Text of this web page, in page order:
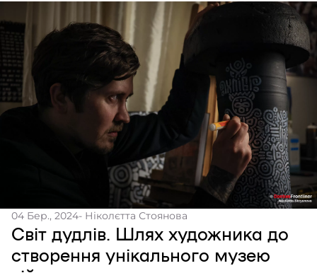
04 Бер., 2024- Ніколєтта Стоянова
Світ дудлів. Шлях художника до
створення унікального музею